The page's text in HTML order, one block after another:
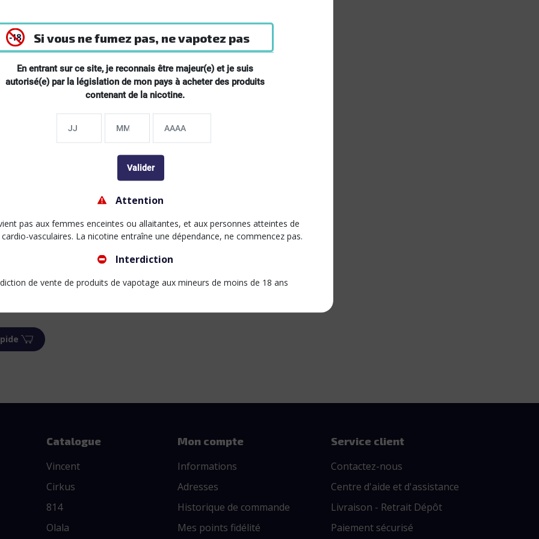
Si vous ne fumez pas, ne vapotez pas
En entrant sur ce site, je reconnais être majeur(e) et je suis
autorisé(e) par la législation de mon pays à acheter des produits
contenant de la nicotine.
Valider
Attention
pas aux femmes enceintes ou allaitantes, et aux personnes atteintes de
vasculaires. La nicotine entraîne une dépendance, ne commencez pas.
Interdiction
de vente de produits de vapotage aux mineurs de moins de 18 ans
compatibles avec le
Catalogue
Vincent
Cirkus
814
Olala
Mon compte
Informations
Adresses
Historique de commande
Mes points fidélité
Service client
Contactez-nous
Centre d'aide et d'assistance
Livraison - Retrait Dépôt
Paiement sécurisé